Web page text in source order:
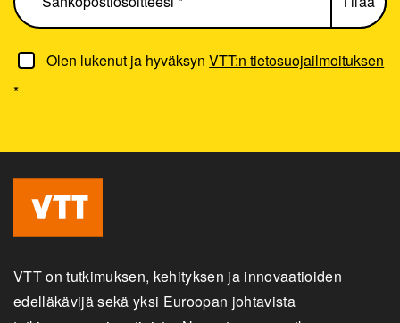
Olen lukenut ja hyväksynVTT:n tietosuojailmoituksen
*
VTT on tutkimuksen, kehityksen ja innovaatioiden
edelläkävijä sekä yksi Euroopan johtavista